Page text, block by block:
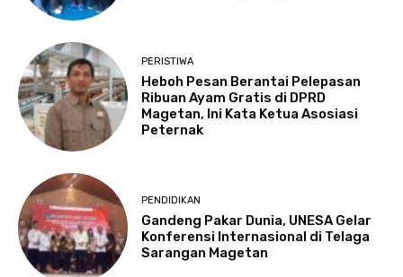
PERISTIWA
Heboh Pesan Berantai Pelepasan
Ribuan Ayam Gratis di DPRD
Magetan, Ini Kata Ketua Asosiasi
Peternak
PENDIDIKAN
Gandeng Pakar Dunia, UNESA Gelar
Konferensi Internasional di Telaga
Sarangan Magetan